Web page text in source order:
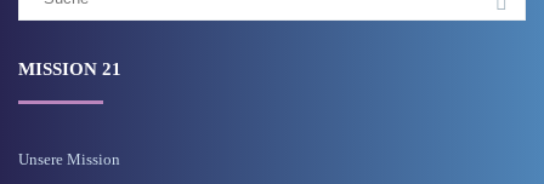
MISSION 21
Unsere Mission